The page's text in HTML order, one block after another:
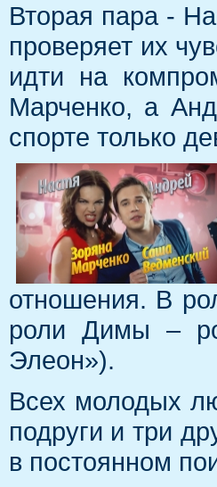
Вторая пара -
проверяет их
идти на
Марченко, а
спорте только
отношения. В
роли Димы –
Элеон»).
Всех молодых
подруги и три
в постоянном